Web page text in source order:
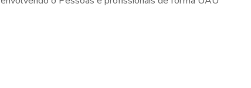
em empresas, fortalecendo times e